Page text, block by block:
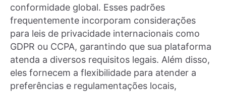
conformidade global. Esses padrões
frequentemente incorporam considerações
para leis de privacidade internacionais como
GDPR ou CCPA, garantindo que sua plataforma
atenda a diversos requisitos legais. Além disso,
eles fornecem a flexibilidade para atender a
preferências e regulamentações locais,